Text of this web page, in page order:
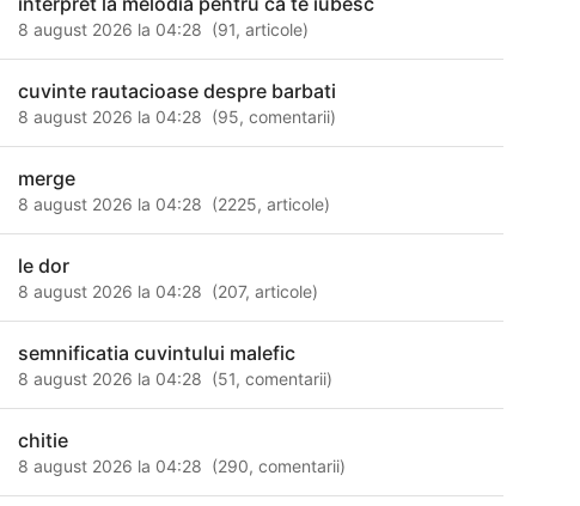
8 august 2026 la 04:28 (91,articole)
cuvinte rautacioase despre barbati
8 august 2026 la 04:28 (95,comentarii)
merge
8 august 2026 la 04:28 (2225,articole)
le dor
8 august 2026 la 04:28 (207,articole)
semnificatia cuvintului malefic
8 august 2026 la 04:28 (51,comentarii)
chitie
8 august 2026 la 04:28 (290,comentarii)